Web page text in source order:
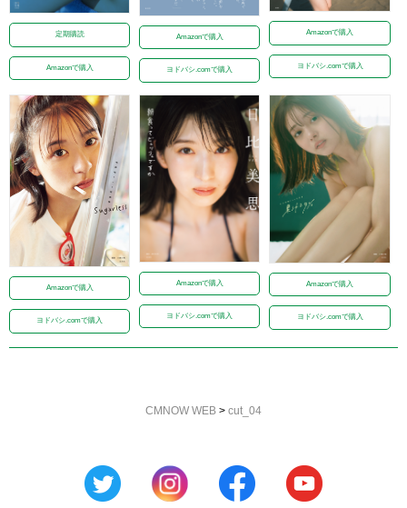
定期購読
Amazonで購入
Amazonで購入
ヨドバシ.comで購入
Amazonで購入
ヨドバシ.comで購入
Amazonで購入
ヨドバシ.comで購入
Amazonで購入
ヨドバシ.comで購入
Amazonで購入
ヨドバシ.comで購入
CMNOW WEB > cut_04